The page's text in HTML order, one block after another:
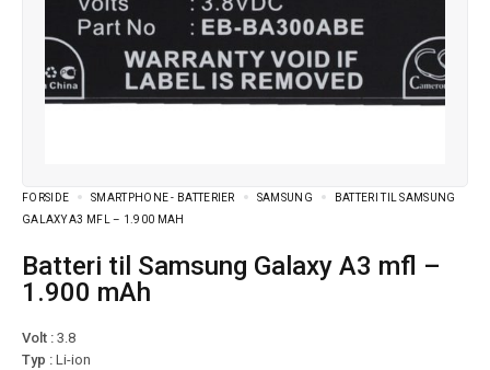
FORSIDE SMARTPHONE - BATTERIER SAMSUNG
BATTERI TIL SAMSUNG
GALAXY A3 MFL – 1.900 MAH
Batteri til Samsung Galaxy A3 mfl –
1.900 mAh
Volt : 3.8
Typ : Li-ion